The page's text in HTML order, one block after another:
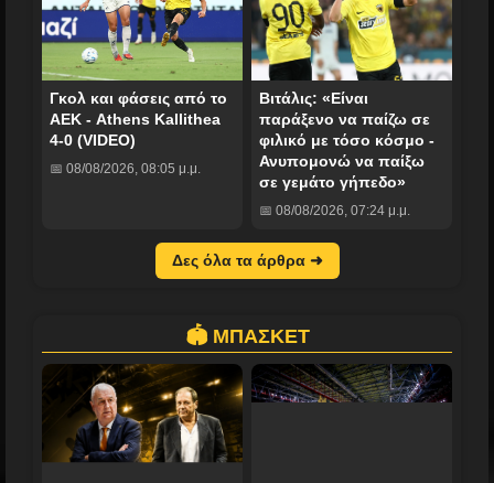
Γκολ και φάσεις από το
ΑΕΚ - Athens Kallithea
4-0 (VIDEO)
📅 08/08/2026, 08:05 μ.μ.
Βιτάλις: «Είναι
παράξενο να παίζω σε
φιλικό με τόσο κόσμο -
Ανυπομονώ να παίξω
σε γεμάτο γήπεδο»
📅 08/08/2026, 07:24 μ.μ.
Δες όλα τα άρθρα ➜
🏟️ ΜΠΑΣΚΕΤ